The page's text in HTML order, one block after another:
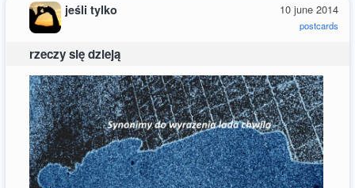
10 june 2014
postcards
jeśli tylko
rzeczy się dzieją